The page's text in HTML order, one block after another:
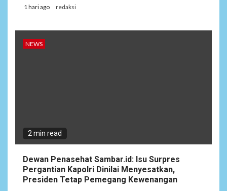
1 hari ago redaksi
NEWS
2 min read
Dewan Penasehat Sambar.id: Isu Surpres
Pergantian Kapolri Dinilai Menyesatkan,
Presiden Tetap Pemegang Kewenangan